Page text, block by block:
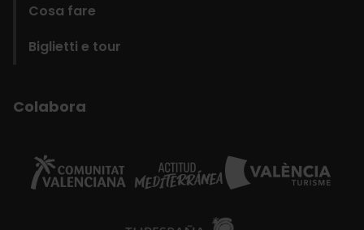
Cosa fare
Biglietti e tour
Colabora